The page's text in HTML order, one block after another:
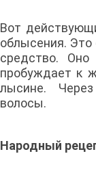
Вот
облысения. Это
средство.
пробуждает к
лысине.
волосы.
Народный